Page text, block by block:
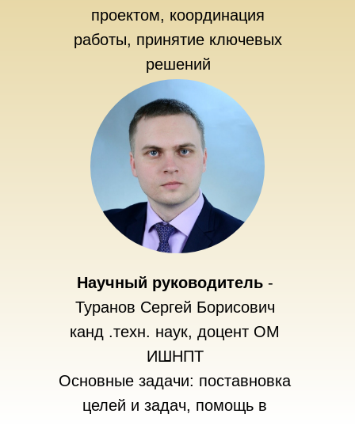
проектом, координация
работы, принятие ключевых
решений
Научный руководитель-
Туранов Сергей Борисович
канд .техн. наук, доцент ОМ
ИШНПТ
Основные задачи: поставновка
целей и задач, помощь в